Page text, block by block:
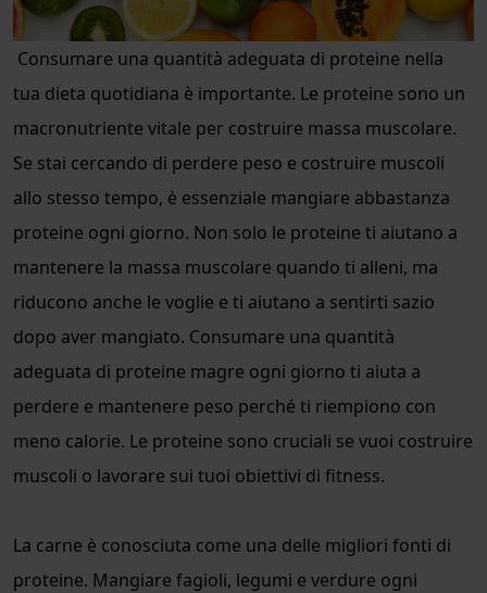
Consumare una quantità adeguata di proteine nella
tua dieta quotidiana è importante. Le proteine sono un
macronutriente vitale per costruire massa muscolare.
Se stai cercando di perdere peso e costruire muscoli
allo stesso tempo, è essenziale mangiare abbastanza
proteine ogni giorno. Non solo le proteine ti aiutano a
mantenere la massa muscolare quando ti alleni, ma
riducono anche le voglie e ti aiutano a sentirti sazio
dopo aver mangiato. Consumare una quantità
adeguata di proteine magre ogni giorno ti aiuta a
perdere e mantenere peso perché ti riempiono con
meno calorie. Le proteine sono cruciali se vuoi costruire
muscoli o lavorare sui tuoi obiettivi di fitness.
La carne è conosciuta come una delle migliori fonti di
proteine. Mangiare fagioli, legumi e verdure ogni